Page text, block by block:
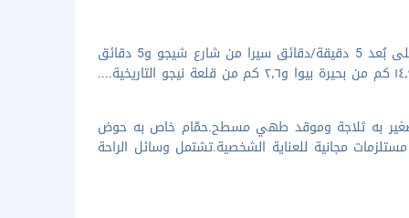
لدى الإقامة في إقامة منزل العطلات هذه في كيوتو (ناكاجيو وارد)، ستكون على بُعد 5 دقيقة/دقائق سيرا من شارع شيجو و5 دقائق
صغير به ثلاجة وموقد طهي مسطح.حمّام خاص به حوض
مجانية للعناية الشخصية.تشتمل وسائل الراحة